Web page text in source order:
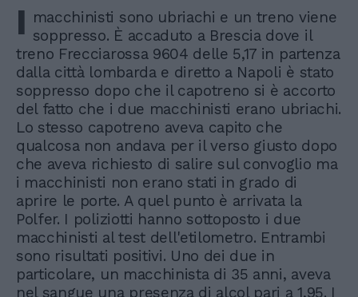
I macchinisti sono ubriachi e un treno viene
soppresso. È accaduto a Brescia dove il
treno Frecciarossa 9604 delle 5,17 in partenza
dalla città lombarda e diretto a Napoli è stato
soppresso dopo che il capotreno si è accorto
del fatto che i due macchinisti erano ubriachi.
Lo stesso capotreno aveva capito che
qualcosa non andava per il verso giusto dopo
che aveva richiesto di salire sul convoglio ma
i macchinisti non erano stati in grado di
aprire le porte. A quel punto è arrivata la
Polfer. I poliziotti hanno sottoposto i due
macchinisti al test dell'etilometro. Entrambi
sono risultati positivi. Uno dei due in
particolare, un macchinista di 35 anni, aveva
nel sangue una presenza di alcol pari a 1,95. I